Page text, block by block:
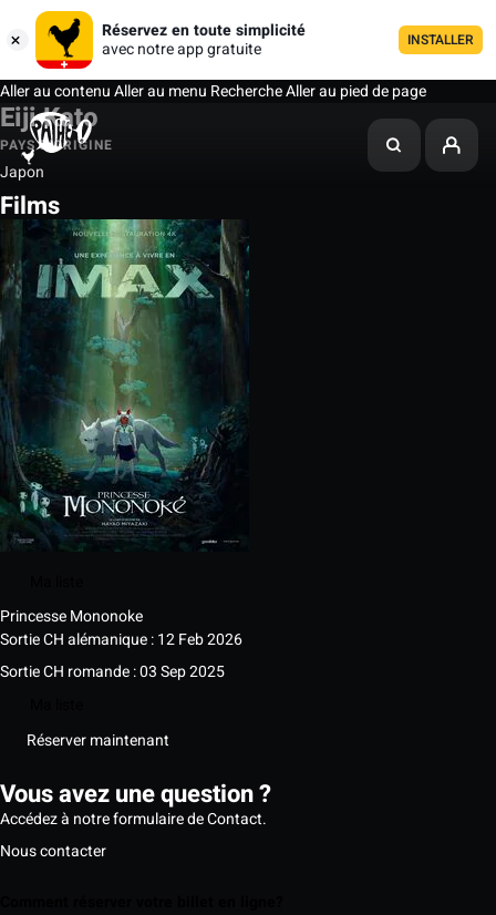
Réservez en toute simplicité
avec notre app gratuite
INSTALLER
Aller au contenuAller au menu RechercheAller au pied de page
Eiji Kato
PAYS D'ORIGINE
Japon
Films
Princesse Mononoke
Sortie CH alémanique : 12 Feb 2026
Sortie CH romande : 03 Sep 2025
Réserver maintenant
Vous avez une question ?
Accédez à notre formulaire de Contact.
Nous contacter